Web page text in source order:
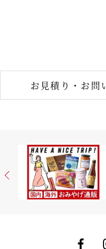
お見積り・お問